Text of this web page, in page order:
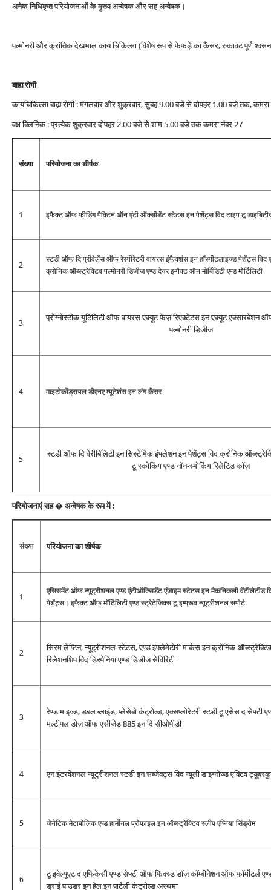
अनेक निधिकृत परियोजनाओं के मुख्‍य अन्‍वेषक और सह अन्‍वेषक।
पल्‍मोनरी और क्रांतिक देखभाल काय चिकित्‍सा (विशेष रूप से फेफड़े का कैंसर, रुकावट पूर्ण श्‍वसन
बाह्य रोगी
कायचिकित्‍सा बाह्य रोगी : मंगलवार और शुक्रवार, सुबह 9.00 बजे से दोपहर 1.00 बजे तक, कमरा
वक्ष क्लिनिक : प्रत्‍येक शुक्रवार दोपहर 2.00 बजे से शाम 5.00 बजे तक कमरा नंबर 27
संख्‍या परियोजना का शीर्षक
1 इफैक्‍ट ऑफ फीडिंग पैक्‍टिन ऑन एंटी ऑक्‍सीडेंट स्‍टेटस इन पेशेंट्स विद टाइप टू
2
स्‍टडी ऑफ दि प्रीवेलेंस ऑफ रेस्‍पीरेटरी वायरस इंफैक्‍शंस इन हॉस्‍पीटलाइज्‍ड पेशेंट्स
क्रोनिक ऑब्‍स्‍ट्रेक्टिव पल्‍मोनरी डिजीज एण्‍ड देयर इम्‍पैक्‍ट ऑन मोर्बिडिटी एण्‍ड मोर्टिलिटी
3
प्रोग्‍नोस्‍टीक यूटिलिटी ऑफ वायरस एक्‍यूट फेज़ रिएक्‍टेंटस इन एक्‍यूट एक्‍सारबेशन
पल्‍मोनरी डिजीज
4 माइटोकोंड्रायल डीएनए म्‍यूटेशंस इन लंग कैंसर
5
स्‍टडी ऑफ दि वेरीबिलिटी इन सिस्‍टेमिक इंफ्लेशन इन पेशेंट्स विद क्रोनिक
टू स्‍कोकिंग एण्‍ड नॉन-स्‍मोकिंग रिलेटिड कॉज़
परियोजनाएं सह � अन्‍वेषक के रूप में :
संख्‍या परियोजना का शीर्षक
1
एसिसमेंट ऑफ न्‍यूट्रीशनल एण्‍ड एंटीऑक्सिडेंट एंजाइम स्‍टेटस इन मैकनिकली वेंटीले‍टीड
पेशेंट्स। इफैक्‍ट ऑफ मॉर्टिलिटी एण्‍ड स्‍ट्रेटेजिक्‍स टू इम्‍प्रूव न्‍यूट्रीशनल सपोर्ट
2
सिरम लेप्टिन, न्‍यूट्रीशनल स्‍टेटस, एण्‍ड इंफ्लेमेटोरी मार्कस इन क्रोनिक
रिलेशनशिप विद डिस्‍पेनिया एण्‍ड डिजीज से‍विरिटी
3
रेण्‍डामाइज्‍ड, डबल ब्‍लाइंड, प्‍लेसेबो कंट्रोल्‍ड, एक्‍सप्‍लोरेटरी स्‍टडी टू एसेस द
मल्‍टीपल डोज़ ऑफ एसीजेड 885 इन दि सीओपीडी
4 एन इंटरवेंशनल न्‍यूट्रीशनल स्‍टडी इन सब्‍जेक्‍ट्स‍ विद न्‍यूली डाइग्‍नोज्‍ड एक्टिव
5 जेनेटिक मेटाबोलिक एण्‍ड हार्मोनल प्रोफाइल इन ऑब्‍स्‍ट्रेक्टिव स्‍लीप एप्निया सिंड्रोम
6
टू इवेल्यूएट द एफिकेसी एण्‍ड सेफ्टी ऑफ फिक्‍स्‍ड डॉज़ कॉम्‍बीनेशन ऑफ फॉर्मोटर्ल
ड्राई पाउडर इन हेल इन पार्टली कंट्रोल्‍ड अस्‍थमा